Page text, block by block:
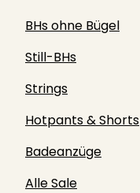
BHs ohne Bügel
Still-BHs
Strings
Hotpants & Shorts
Badeanzüge
Alle Sale